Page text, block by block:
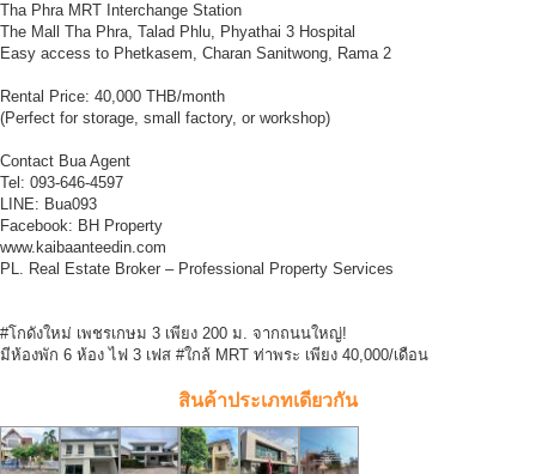
Tha Phra MRT Interchange Station
The Mall Tha Phra, Talad Phlu, Phyathai 3 Hospital
Easy access to Phetkasem, Charan Sanitwong, Rama 2
Rental Price: 40,000 THB/month
(Perfect for storage, small factory, or workshop)
Contact Bua Agent
Tel: 093-646-4597
LINE: Bua093
Facebook: BH Property
www.kaibaanteedin.com
PL. Real Estate Broker – Professional Property Services
#โกดังใหม่ เพชรเกษม 3 เพียง 200 ม. จากถนนใหญ่!
มีห้องพัก 6 ห้อง ไฟ 3 เฟส #ใกล้ MRT ท่าพระ เพียง 40,000/เดือน
สินค้าประเภทเดียวกัน